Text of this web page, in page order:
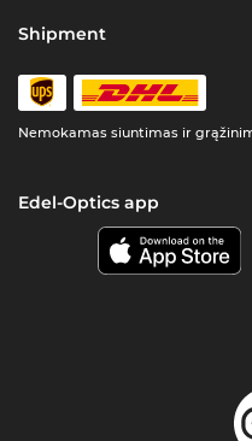
Shipment
Nemokamas siuntimas ir
Edel-Optics app